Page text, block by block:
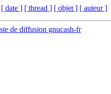
[ date ] [ thread ] [ objet ] [ auteur ]
de diffusion gnucash-fr